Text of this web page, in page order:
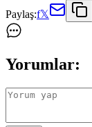
Paylaş:f𝕏
Yorumlar: